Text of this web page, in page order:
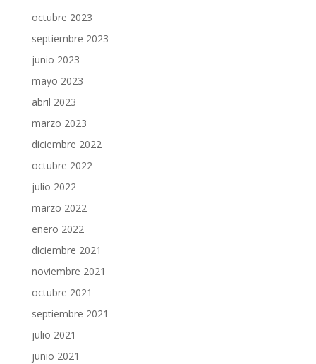
octubre 2023
septiembre 2023
junio 2023
mayo 2023
abril 2023
marzo 2023
diciembre 2022
octubre 2022
julio 2022
marzo 2022
enero 2022
diciembre 2021
noviembre 2021
octubre 2021
septiembre 2021
julio 2021
junio 2021